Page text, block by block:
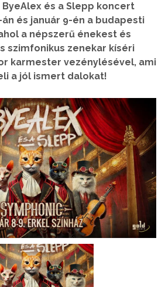
és a Slepp koncert
án és január 9-én a budapesti
a népszerű énekest és
szimfonikus zenekar kíséri
karmester vezénylésével, ami
a jól ismert dalokat!